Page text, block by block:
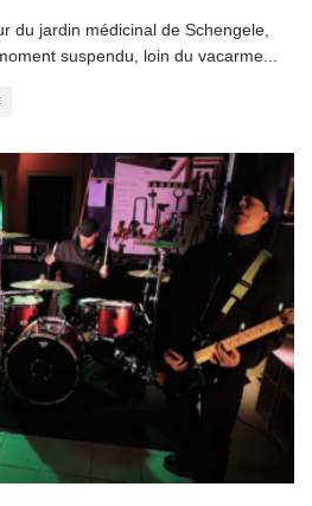
du jardin médicinal de Schengele,
suspendu, loin du vacarme